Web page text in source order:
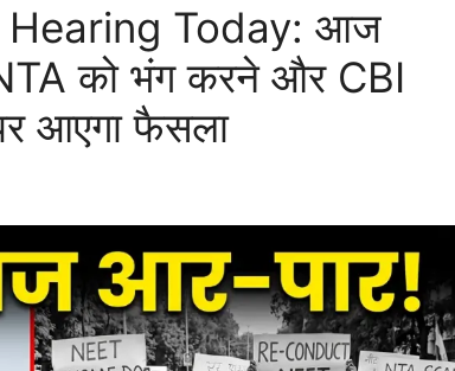
Hearing Today: आज
NTA को भंग करने और CBI
आएगा फैसला